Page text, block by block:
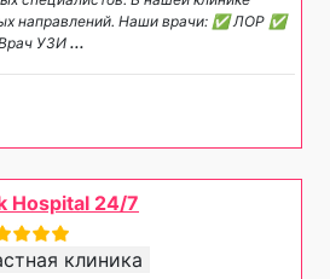
направлений. Наши врачи: ✅ ЛОР ✅
УЗИ ...
Hospital 24/7
клиника